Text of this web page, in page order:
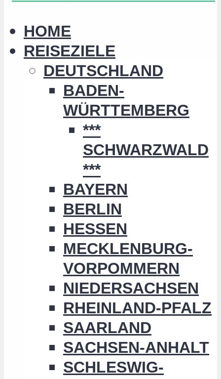
HOME
REISEZIELE
DEUTSCHLAND
BADEN-
WÜRTTEMBERG
***
SCHWARZWALD
***
BAYERN
BERLIN
HESSEN
MECKLENBURG-
VORPOMMERN
NIEDERSACHSEN
RHEINLAND-PFALZ
SAARLAND
SACHSEN-ANHALT
SCHLESWIG-